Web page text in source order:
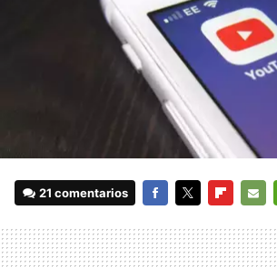
21 comentarios
MAIL